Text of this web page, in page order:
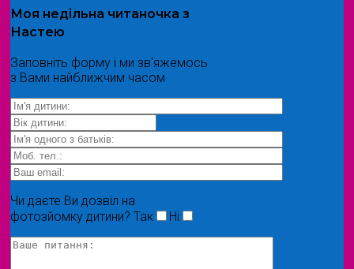
Моя недільна читаночка з
Настею
Заповніть форму і ми зв'яжемось
з Вами найближчим часом
Чи даєте Ви дозвіл на
фотозйомку дитини? Так Ні